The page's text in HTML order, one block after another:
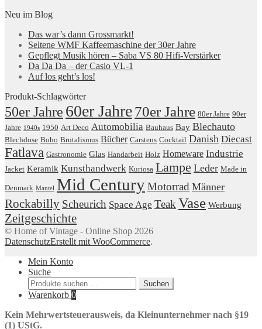
Neu im Blog
Das war’s dann Grossmarkt!
Seltene WMF Kaffeemaschine der 30er Jahre
Gepflegt Musik hören – Saba VS 80 Hifi-Verstärker
Da Da Da – der Casio VL-1
Auf los geht’s los!
Produkt-Schlagwörter
50er Jahre 60er Jahre70er Jahre 80er Jahre 90er
Jahre 1940s 1950 Art Deco Automobilia Bauhaus Bay Blechauto
Blechdose Boho Brutalismus Bücher Carstens Cocktail Danish Diecast
Fatlava Gastronomie Glas Handarbeit Holz Homeware Industrie
Jacket Keramik Kunsthandwerk Kuriosa Lampe Leder Made in
Denmark Mantel Mid CenturyMotorrad Männer
Rockabilly Scheurich Space Age Teak Vase Werbung
Zeitgeschichte
© Home of Vintage - Online Shop 2026
DatenschutzErstellt mit WooCommerce.
Mein Konto
Suche
Suchen
nach:
Suchen
Warenkorb 0
Kein Mehrwertsteuerausweis, da Kleinunternehmer nach §19
(1) UStG.